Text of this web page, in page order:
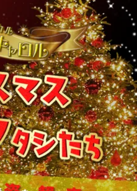
舞
ム・サービス開発
・雑誌出版 ア
レンジ ビ
CAMPFIRE for Social Good
CAMPFIREふるさと納税machi-yaコ